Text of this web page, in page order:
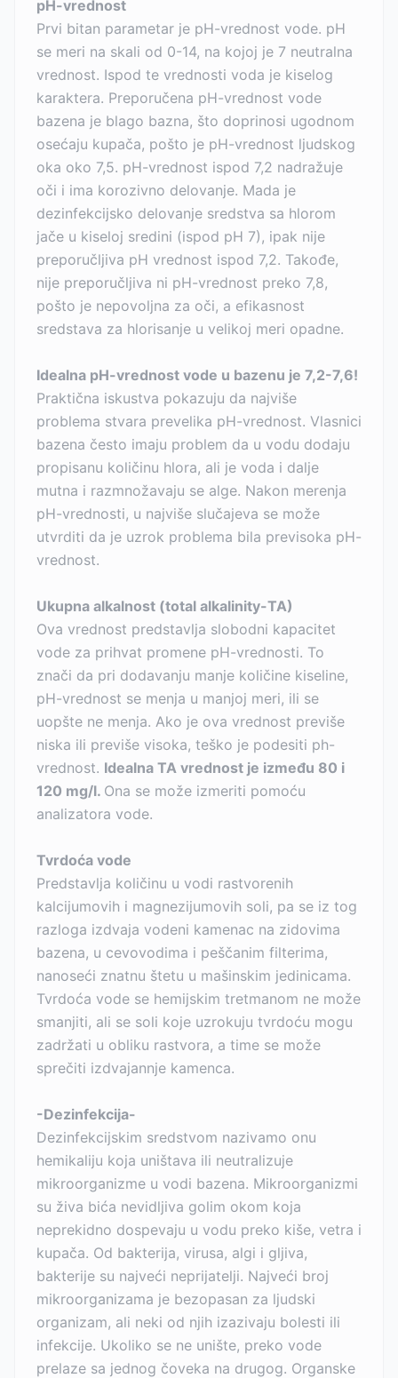
pH-vrednost
Prvi bitan parametar je pH-vrednost vode. pH
se meri na skali od 0-14, na kojoj je 7 neutralna
vrednost. Ispod te vrednosti voda je kiselog
karaktera. Preporučena pH-vrednost vode
bazena je blago bazna, što doprinosi ugodnom
osećaju kupača, pošto je pH-vrednost ljudskog
oka oko 7,5. pH-vrednost ispod 7,2 nadražuje
oči i ima korozivno delovanje. Mada je
dezinfekcijsko delovanje sredstva sa hlorom
jače u kiseloj sredini (ispod pH 7), ipak nije
preporučljiva pH vrednost ispod 7,2. Takođe,
nije preporučljiva ni pH-vrednost preko 7,8,
pošto je nepovoljna za oči, a efikasnost
sredstava za hlorisanje u velikoj meri opadne.
Idealna pH-vrednost vode u bazenu je 7,2-7,6!
Praktična iskustva pokazuju da najviše
problema stvara prevelika pH-vrednost. Vlasnici
bazena često imaju problem da u vodu dodaju
propisanu količinu hlora, ali je voda i dalje
mutna i razmnožavaju se alge. Nakon merenja
pH-vrednosti, u najviše slučajeva se može
utvrditi da je uzrok problema bila previsoka pH-
vrednost.
Ukupna alkalnost (total alkalinity-TA)
Ova vrednost predstavlja slobodni kapacitet
vode za prihvat promene pH-vrednosti. To
znači da pri dodavanju manje količine kiseline,
pH-vrednost se menja u manjoj meri, ili se
uopšte ne menja. Ako je ova vrednost previše
niska ili previše visoka, teško je podesiti ph-
vrednost. Idealna TA vrednost je između 80 i
120 mg/l. Ona se može izmeriti pomoću
analizatora vode.
Tvrdoća vode
Predstavlja količinu u vodi rastvorenih
kalcijumovih i magnezijumovih soli, pa se iz tog
razloga izdvaja vodeni kamenac na zidovima
bazena, u cevovodima i peščanim filterima,
nanoseći znatnu štetu u mašinskim jedinicama.
Tvrdoća vode se hemijskim tretmanom ne može
smanjiti, ali se soli koje uzrokuju tvrdoću mogu
zadržati u obliku rastvora, a time se može
sprečiti izdvajannje kamenca.
-Dezinfekcija-
Dezinfekcijskim sredstvom nazivamo onu
hemikaliju koja uništava ili neutralizuje
mikroorganizme u vodi bazena. Mikroorganizmi
su živa bića nevidljiva golim okom koja
neprekidno dospevaju u vodu preko kiše, vetra i
kupača. Od bakterija, virusa, algi i gljiva,
bakterije su najveći neprijatelji. Najveći broj
mikroorganizama je bezopasan za ljudski
organizam, ali neki od njih izazivaju bolesti ili
infekcije. Ukoliko se ne unište, preko vode
prelaze sa jednog čoveka na drugog. Organske